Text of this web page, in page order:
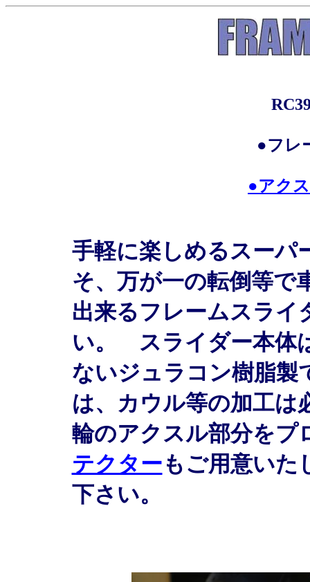
●フレ
●アク
手軽に楽しめるスーパ
そ、万が一の転倒等で
出来るフレームスライ
い。 スライダー本体
ないジュラコン樹脂
は、カウル等の加工
輪のアクスル部分をプ
テクターもご用意いた
下さい。